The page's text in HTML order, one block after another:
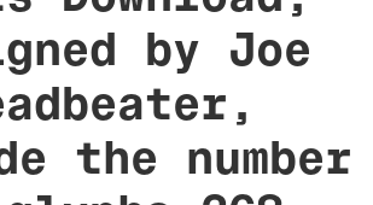
by Joe
the number